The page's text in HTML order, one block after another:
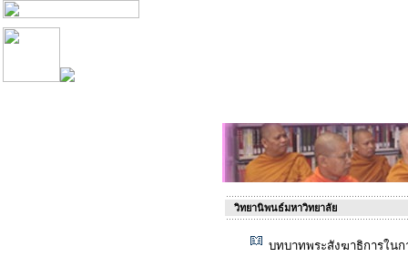
วิทยานิพนธ์มหาวิทยาลัย
บทบาทพระสังฆาธิการใน